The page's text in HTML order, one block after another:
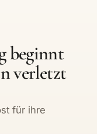
beginnt
verletzt
für ihre